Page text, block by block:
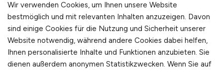
Bad Sassendorf
Wir verwenden Cookies, um Ihnen unsere Website
bestmöglich und mit relevanten Inhalten anzuzeigen. Davon
sind einige Cookies für die Nutzung und Sicherheit unserer
Website notwendig, während andere Cookies dabei helfen,
Ihnen personalisierte Inhalte und Funktionen anzubieten. Sie
dienen außerdem anonymen Statistikzwecken. Wenn Sie auf